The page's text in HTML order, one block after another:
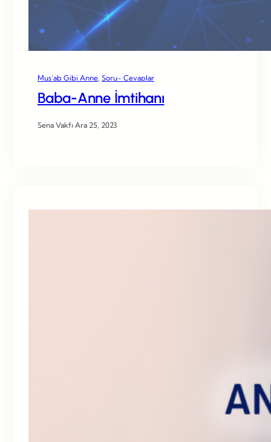
Mus’ab Gibi Anne Soru- Cevaplar
Baba-Anne İmtihanı
Sena Vakfı·Ara 25, 2023